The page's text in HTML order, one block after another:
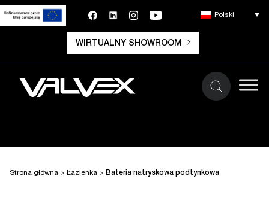
WIRTUALNY SHOWROOM
Polski
Strona główna > Łazienka > Bateria natryskowa podtynkowa